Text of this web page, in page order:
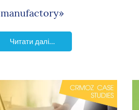
manufactory»
Читати далі...